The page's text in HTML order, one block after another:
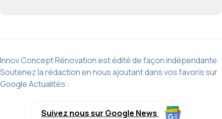
Innov Concept Rénovation est édité de façon indépendante.
Soutenez la rédaction en nous ajoutant dans vos favoris sur
Google Actualités :
Suivez nous sur Google News